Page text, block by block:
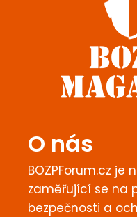
O nás
BOZPForum.cz
zaměřující se na
bezpečnosti a